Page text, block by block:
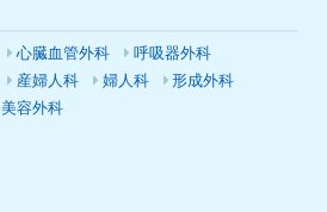
心臓血管外科
呼吸器外科
産婦人科 婦人科
形成外科
美容外科